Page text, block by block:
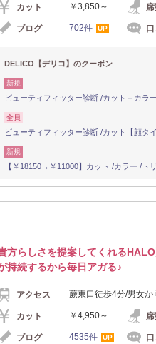
カット ￥3,850～
ブログ 702件 UP 口
DELICO【デリコ】のクーポン
新規
ビューティフィッター診断 /カット＋カラ
全員
ビューティフィッター診断 /カット【顔タイ
新規
【￥18150→￥11000】カット /カラー /ト
方らしさを提案してくれる
持続するから毎日アガる♪
アクセス 蕨東口徒歩4分/男女か
カット ￥4,950～
ブログ 4535件 UP